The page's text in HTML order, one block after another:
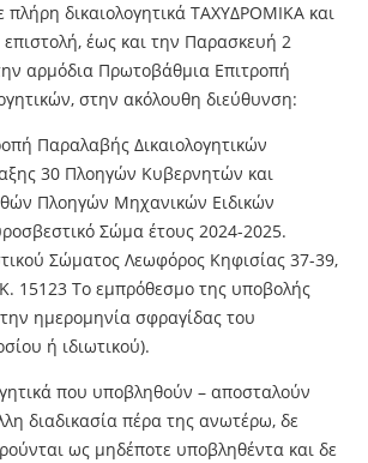
πλήρη δικαιολογητικά ΤΑΧΥΔΡΟΜΙΚΑ και
έως και την Παρασκευή 2
αρμόδια Πρωτοβάθμια Επιτροπή
στην ακόλουθη διεύθυνση:
Παραλαβής Δικαιολογητικών
30 Πλοηγών Κυβερνητών και
Πλοηγών Μηχανικών Ειδικών
Σώμα έτους 2024-2025.
Σώματος Λεωφόρος Κηφισίας 37-39,
15123 Το εμπρόθεσμο της υποβολής
ημερομηνία σφραγίδας του
ή ιδιωτικού).
που υποβληθούν – αποσταλούν
διαδικασία πέρα της ανωτέρω, δε
ως μηδέποτε υποβληθέντα και δε